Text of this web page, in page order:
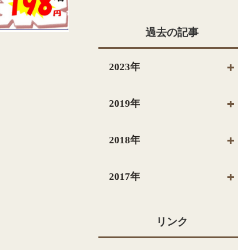
過去の記事
2023年
2019年
2018年
2017年
リンク